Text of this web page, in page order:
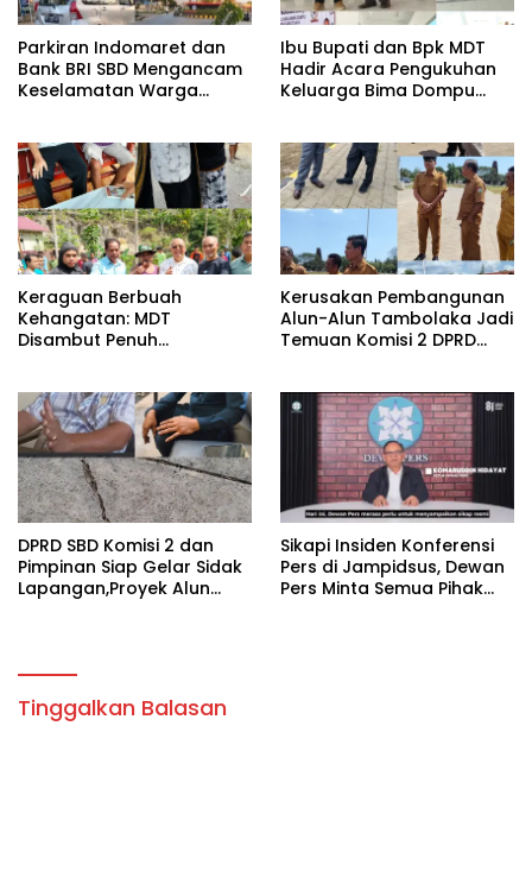
Parkiran Indomaret dan
Bank BRI SBD Mengancam
Keselamatan Warga
Perhubungan dan
Satlantas Didesak
Bertindak Tegas!
Ibu Bupati dan Bpk MDT
Hadir Acara Pengukuhan
Keluarga Bima Dompu
Gedung Fortuna
Radamata.
Keraguan Berbuah
Kehangatan: MDT
Disambut Penuh
Kecamatan Palla, Ama
Aris Weekaredi
Kerusakan Pembangunan
Alun-Alun Tambolaka Jadi
Temuan Komisi 2 DPRD
DPRD SBD Komisi 2 dan
Pimpinan Siap Gelar Sidak
Lapangan,Proyek Alun
Sikapi Insiden Konferensi
Pers di Jampidsus, Dewan
Pers Minta Semua Pihak
Tinggalkan Balasan